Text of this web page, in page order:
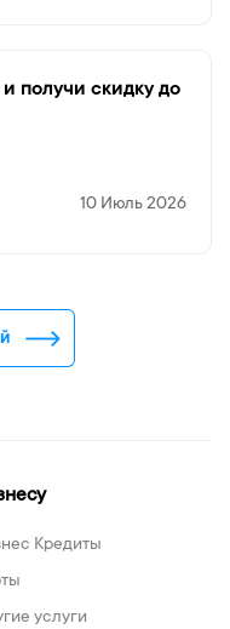
получи скидку до
10 Июль 2026
Кредиты
услуги